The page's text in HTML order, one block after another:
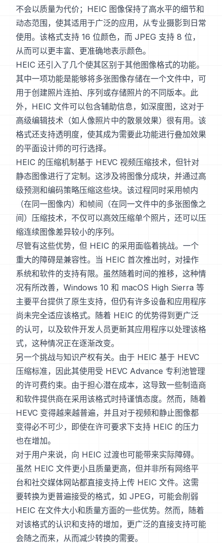
不会以质量为代价；HEIC 图像保持了高水平的细节和
动态范围，使其适用于广泛的应用，从专业摄影到日常
使用。该格式支持 16 位颜色，而 JPEG 支持 8 位，
从而可以更丰富、更准确地表示颜色。
HEIC 还引入了几个使其区别于其他图像格式的功能。
其中一项功能是能够将多张图像存储在一个文件中，可
用于创建照片连拍、序列或存储照片的不同版本。此
外，HEIC 文件可以包含辅助信息，如深度图，这对于
高级编辑技术（如人像照片中的散景效果）很有用。该
格式还支持透明度，使其成为需要此功能进行叠加效果
的平面设计师的可行选择。
HEIC 的压缩机制基于 HEVC 视频压缩技术，但针对
静态图像进行了定制。这涉及将图像分成块，并通过高
级预测和编码策略压缩这些块。该过程同时采用帧内
（在同一图像内）和帧间（在同一文件中的多张图像之
间）压缩技术，不仅可以高效压缩单个照片，还可以压
缩连续图像差异较小的序列。
尽管有这些优势，但 HEIC 的采用面临着挑战。一个
重大的障碍是兼容性。当 HEIC 首次推出时，对操作
系统和软件的支持有限。虽然随着时间的推移，这种情
况有所改善，Windows 10 和 macOS High Sierra 等
主要平台提供了原生支持，但仍有许多设备和应用程序
尚未完全适应该格式。随着 HEIC 的优势得到更广泛
的认可，以及软件开发人员更新其应用程序以处理该格
式，这种情况正在逐渐改变。
另一个挑战与知识产权有关。由于 HEIC 基于 HEVC
压缩标准，因此其使用受 HEVC Advance 专利池管理
的许可费约束。由于担心潜在成本，这导致一些制造商
和软件提供商在采用该格式时持谨慎态度。然而，随着
HEVC 变得越来越普遍，并且对于视频和静止图像都
变得必不可少，即使在许可要求下支持 HEIC 的压力
也在增加。
对于用户来说，向 HEIC 过渡也可能带来实际障碍。
虽然 HEIC 文件更小且质量更高，但并非所有网络平
台和社交媒体网站都直接支持上传 HEIC 文件。这需
要转换为更普遍接受的格式，如 JPEG，可能会削弱
HEIC 在文件大小和质量方面的一些优势。然而，随着
对该格式的认识和支持的增加，更广泛的直接支持可能
会随之而来，从而减少转换的需要。